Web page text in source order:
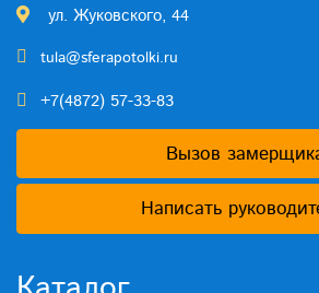
ул. Жуковского, 44
tula@sferapotolki.ru
+7(4872) 57-33-83
Вызов
Написать